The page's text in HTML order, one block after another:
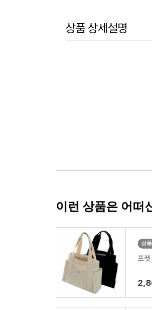
상품 상세설명
이런 상품은 어떠
상
포